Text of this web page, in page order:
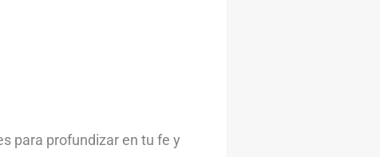
para profundizar en tu fe y